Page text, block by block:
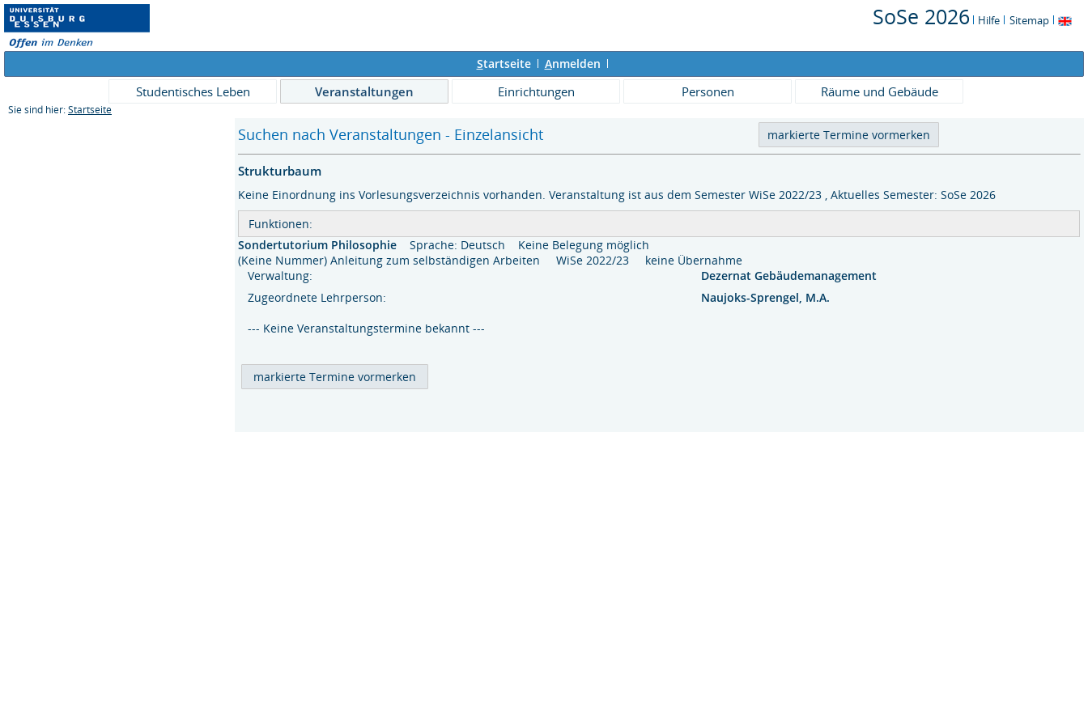
SoSe 2026 Hilfe Sitemap
Startseite Anmelden
Studentisches Leben Veranstaltungen Einrichtungen Personen Räume und Gebäude
Sie sind hier: Startseite
Suchen nach Veranstaltungen - Einzelansicht
Strukturbaum
Keine Einordnung ins Vorlesungsverzeichnis vorhanden. Veranstaltung ist aus dem Semester WiSe 2022/23 , Aktuelles Semester: SoSe 2026
Funktionen:
Sondertutorium Philosophie
Sprache: Deutsch
Keine Belegung möglich
(Keine Nummer) Anleitung zum selbständigen Arbeiten WiSe 2022/23 keine Übernahme
Verwaltung:
Dezernat Gebäudemanagement
Zugeordnete Lehrperson:
Naujoks-Sprengel, M.A.
--- Keine Veranstaltungstermine bekannt ---